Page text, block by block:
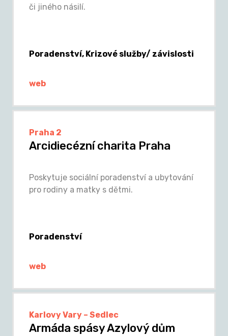
či jiného násilí.
Poradenství, Krizové služby/ závislosti
web
Praha 2
Arcidiecézní charita Praha
Poskytuje sociální poradenství a ubytování
pro rodiny a matky s dětmi.
Poradenství
web
Karlovy Vary – Sedlec
Armáda spásy Azylový dům